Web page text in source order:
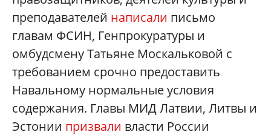
преподавателей написали письмо
главам ФСИН, Генпрокуратуры и
омбудсмену Татьяне Москальковой с
требованием срочно предоставить
Навальному нормальные условия
содержания. Главы МИД Латвии, Литвы и
Эстонии призвали власти России